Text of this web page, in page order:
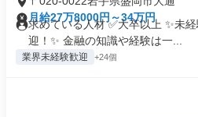
月給27万8000円～34万円
求めている人材 ✅大卒以上 ✨未
迎！✨ 金融の知識や経験は一...
業界未経験歓迎 +24個